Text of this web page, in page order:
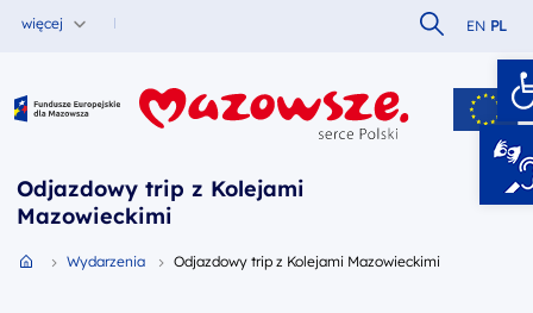
więcej Szukaj w
EN PL
Fundusze Europejskie dla Mazowsza
Odjazdowy trip z Kolejami
Mazowieckimi
Przejdź do strony głównej portalu
Wydarzenia Odjazdowy trip z Kolejami Mazowieckimi